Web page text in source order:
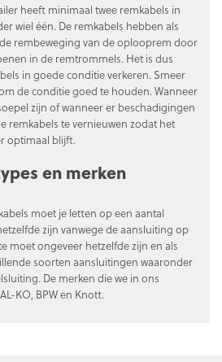
heeft minimaal twee remkabels in
wiel één. De remkabels hebben als
rembeweging van de oplooprem door
in de remtrommels. Het is dus
in goede conditie verkeren. Smeer
de conditie goed te houden. Wanneer
zijn of wanneer er beschadigingen
remkabels te vernieuwen zodat het
optimaal blijft.
en merken
moet je letten op een aantal
zijn vanwege de aansluiting op
moet ongeveer hetzelfde zijn en als
soorten aansluitingen waaronder
De merken die we in ons
KO, BPW en Knott.